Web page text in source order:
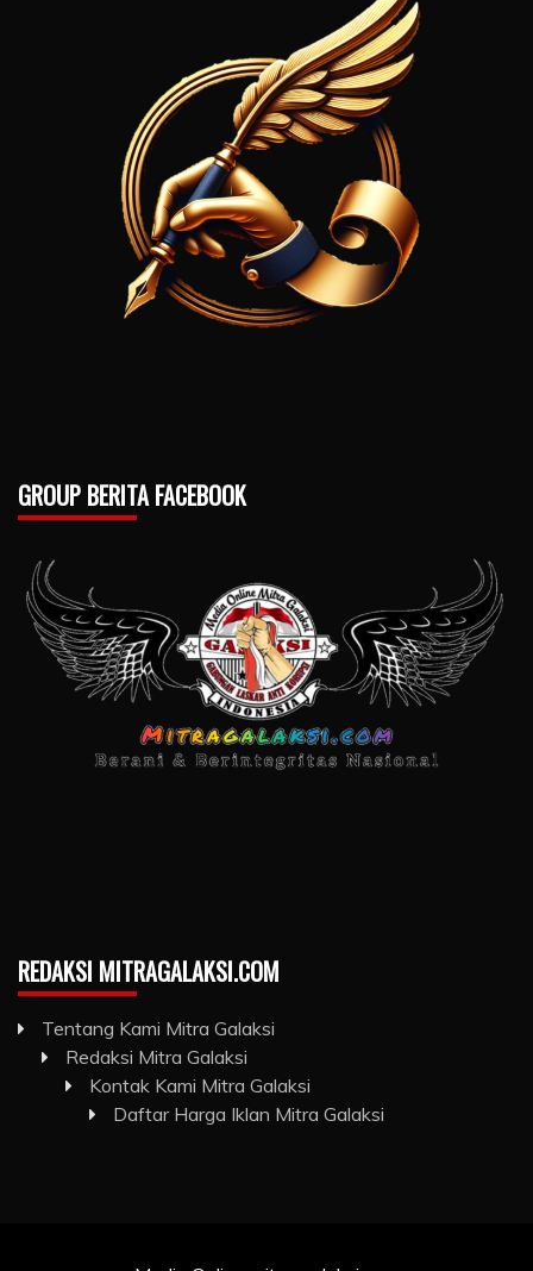
GROUP BERITA FACEBOOK
REDAKSI MITRAGALAKSI.COM
Tentang Kami Mitra Galaksi
Redaksi Mitra Galaksi
Kontak Kami Mitra Galaksi
Daftar Harga Iklan Mitra Galaksi